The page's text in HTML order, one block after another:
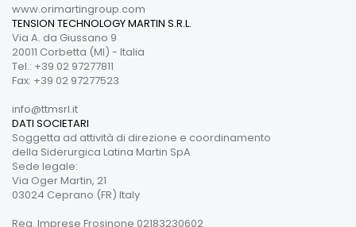
www.orimartingroup.com
TENSION TECHNOLOGY MARTIN S.R.L.
Via A. da Giussano 9
20011 Corbetta (MI) - Italia
Tel.: +39 02 97277811
Fax: +39 02 97277523
info@ttmsrl.it
DATI SOCIETARI
Soggetta ad attività di direzione e coordinamento
della Siderurgica Latina Martin SpA
Sede legale:
Via Oger Martin, 21
03024 Ceprano (FR) Italy
Reg. Imprese Frosinone 02183230602